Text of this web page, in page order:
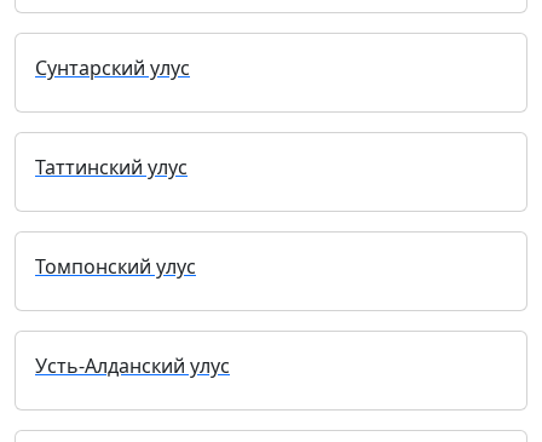
Сунтарский улус
Таттинский улус
Томпонский улус
Усть-Алданский улус